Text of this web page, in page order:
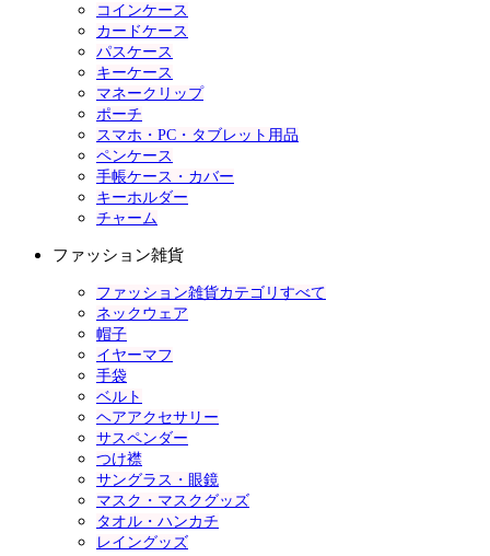
コインケース
カードケース
パスケース
キーケース
マネークリップ
ポーチ
スマホ・PC・タブレット用品
ペンケース
手帳ケース・カバー
キーホルダー
チャーム
ファッション雑貨
ファッション雑貨カテゴリすべて
ネックウェア
帽子
イヤーマフ
手袋
ベルト
ヘアアクセサリー
サスペンダー
つけ襟
サングラス・眼鏡
マスク・マスクグッズ
タオル・ハンカチ
レイングッズ